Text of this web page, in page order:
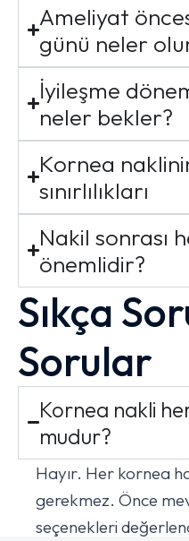
Ameliyat
günü neler
İyileşme
neler bekler?
Kornea
sınırlılıkları
Nakil sonrası
önemlidir?
Sıkça
Sorular
Kornea nakli
mudur?
Hayır. Her kornea
gerekmez. Önce
seçenekleri